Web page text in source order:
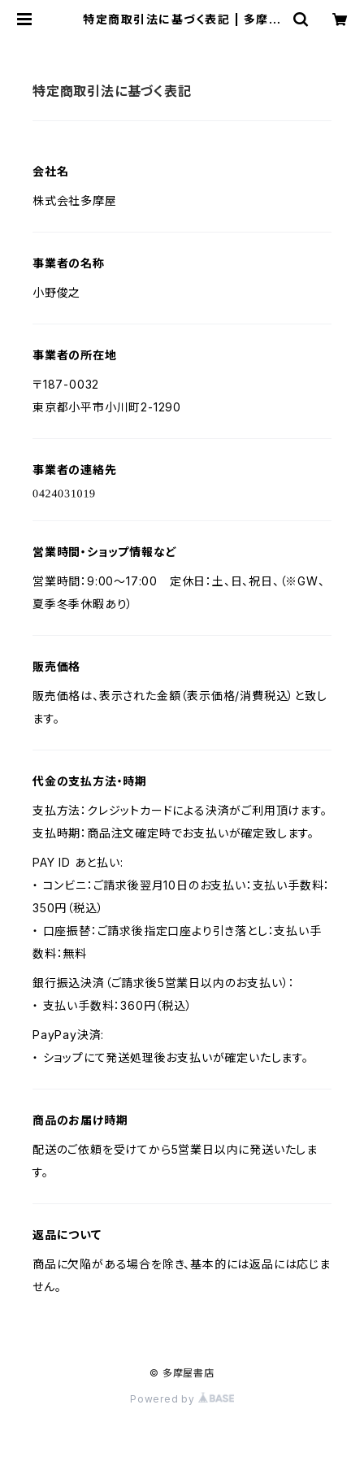
特定商取引法に基づく表記 | 多摩屋
特定商取引法に基づく表記
会社名
株式会社多摩屋
事業者の名称
小野俊之
事業者の所在地
〒187-0032
東京都小平市小川町2-1290
事業者の連絡先
営業時間・ショップ情報など
営業時間：9:00～17:00 定休日：土、日、祝日、（※GW、
夏季冬季休暇あり）
販売価格
販売価格は、表示された金額（表示価格/消費税込）と致し
ます。
代金の支払方法・時期
支払方法：クレジットカードによる決済がご利用頂けます。
支払時期：商品注文確定時でお支払いが確定致します。
PAY ID あと払い:
・ コンビニ：ご請求後翌月10日のお支払い：支払い手数料：
350円（税込）
・ 口座振替：ご請求後指定口座より引き落とし：支払い手
数料：無料
銀行振込決済（ご請求後5営業日以内のお支払い）：
・ 支払い手数料：360円（税込）
PayPay決済:
・ ショップにて発送処理後お支払いが確定いたします。
商品のお届け時期
配送のご依頼を受けてから5営業日以内に発送いたしま
す。
返品について
商品に欠陥がある場合を除き、基本的には返品には応じま
せん。
© 多摩屋書店
Powered by